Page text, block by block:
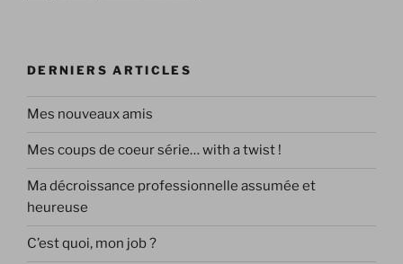
DERNIERS ARTICLES
Mes nouveaux amis
Mes coups de coeur série… with a twist !
Ma décroissance professionnelle assumée et
heureuse
C’est quoi, mon job ?